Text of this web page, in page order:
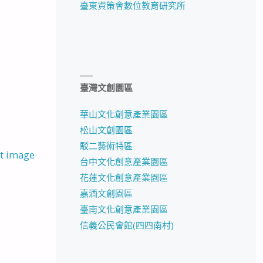
image
臺東資策會數位教育研究所
臺灣文創園區
華山文化創意產業園區
松山文創園區
駁二藝術特區
台中文化創意產業園區
花蓮文化創意產業園區
嘉酒文創園區
臺南文化創意產業園區
信義公民會館(四四南村)